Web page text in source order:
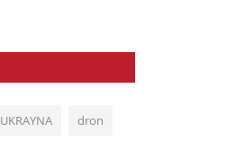
UKRAYNA dron